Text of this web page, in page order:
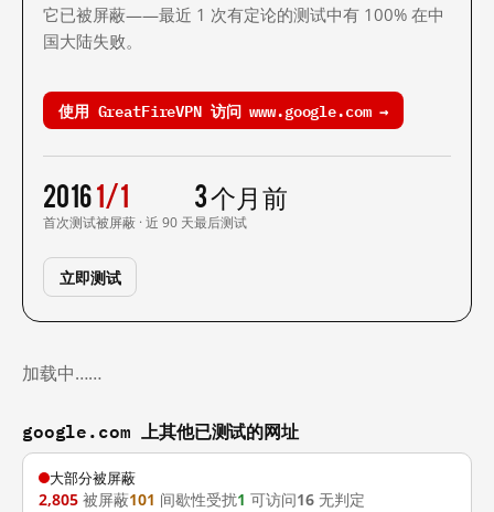
它已被屏蔽——最近 1 次有定论的测试中有 100% 在中
国大陆失败。
使用 GreatFireVPN 访问 www.google.com →
2016
首次测试
1/1
被屏蔽 · 近 90 天
3 个月前
最后测试
立即测试
加载中……
google.com 上其他已测试的网址
大部分被屏蔽
2,805 被屏蔽101 间歇性受扰1 可访问16 无判定